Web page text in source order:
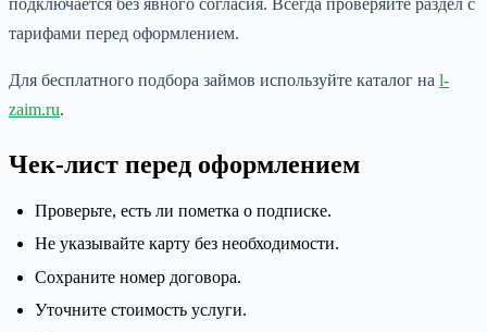
тарифами перед оформлением.
Для бесплатного подбора займов используйте каталог на l-
zaim.ru.
Чек-лист перед оформлением
Проверьте, есть ли пометка о подписке.
Не указывайте карту без необходимости.
Сохраните номер договора.
Уточните стоимость услуги.